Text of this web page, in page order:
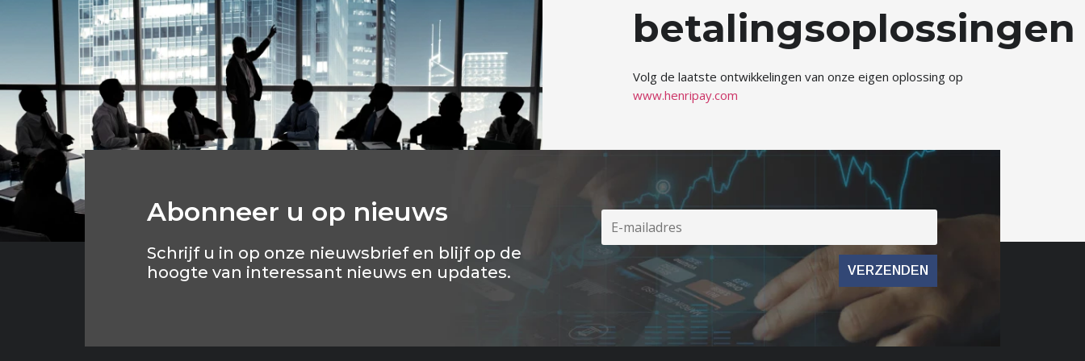
betalingsoplossingen
Volg de laatste ontwikkelingen van onze eigen oplossing op
www.henripay.com
Abonneer u op nieuws
Schrijf u in op onze nieuwsbrief en blijf op de
hoogte van interessant nieuws en updates.